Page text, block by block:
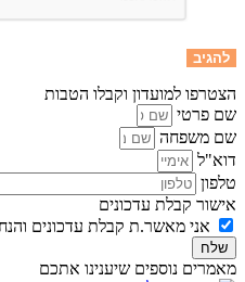
הצטרפו למועדון וקבלו הטבות
שם פרטי
שם משפחה
דוא"ל
טלפון
אישור קבלת עדכונים
אני מאשר.ת קבלת עדכונים
שלח
מאמרים נוספים שיענינו אתכם